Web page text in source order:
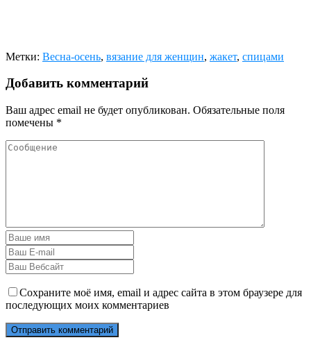
Метки: Весна-осень, вязание для женщин, жакет, спицами
Добавить комментарий
Ваш адрес email не будет опубликован. Обязательные поля
помечены *
Сохраните моё имя, email и адрес сайта в этом браузере для
последующих моих комментариев